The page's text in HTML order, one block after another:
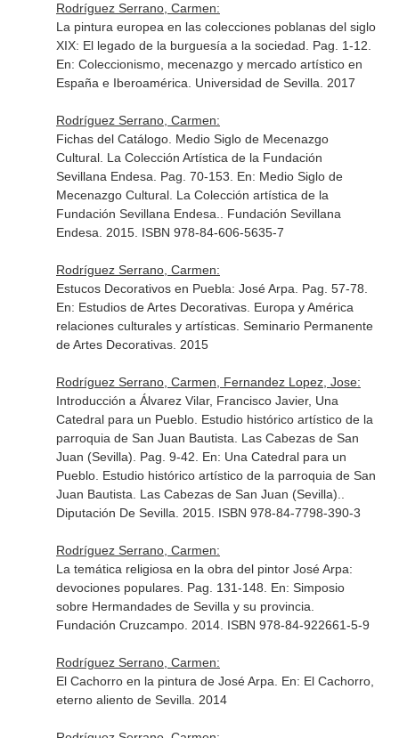
Rodríguez Serrano, Carmen:
La pintura europea en las colecciones poblanas del siglo
XIX: El legado de la burguesía a la sociedad. Pag. 1-12.
En: Coleccionismo, mecenazgo y mercado artístico en
España e Iberoamérica . Universidad de Sevilla. 2017
Rodríguez Serrano, Carmen:
Fichas del Catálogo. Medio Siglo de Mecenazgo
Cultural. La Colección Artística de la Fundación
Sevillana Endesa. Pag. 70-153. En: Medio Siglo de
Mecenazgo Cultural. La Colección artística de la
Fundación Sevillana Endesa.
. Fundación Sevillana
Endesa. 2015. ISBN 978-84-606-5635-7
Rodríguez Serrano, Carmen:
Estucos Decorativos en Puebla: José Arpa. Pag. 57-78.
En: Estudios de Artes Decorativas. Europa y América
relaciones culturales y artísticas. Seminario Permanente
de Artes Decorativas. 2015
Rodríguez Serrano, Carmen, Fernandez Lopez, Jose:
Introducción a Álvarez Vilar, Francisco Javier, Una
Catedral para un Pueblo. Estudio histórico artístico de la
parroquia de San Juan Bautista. Las Cabezas de San
Juan (Sevilla). Pag. 9-42. En: Una Catedral para un
Pueblo. Estudio histórico artístico de la parroquia de San
Juan Bautista. Las Cabezas de San Juan (Sevilla).
Diputación De Sevilla. 2015. ISBN 978-84-7798-390-3
Rodríguez Serrano, Carmen:
La temática religiosa en la obra del pintor José Arpa:
devociones populares. Pag. 131-148. En: Simposio
sobre Hermandades de Sevilla y su provincia
Fundación Cruzcampo. 2014. ISBN 978-84-922661-5-9
Rodríguez Serrano, Carmen:
El Cachorro en la pintura de José Arpa. En: El Cachorro,
eterno aliento de Sevilla . 2014